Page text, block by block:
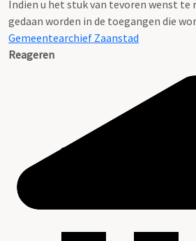
Indien u het stuk van tevoren wenst te
gedaan worden in de toegangen die
Gemeentearchief Zaanstad
Reageren